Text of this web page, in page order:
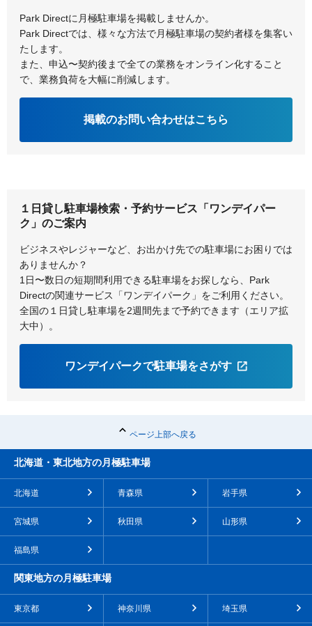
Park Directに月極駐車場を掲載しませんか。
Park Directでは、様々な方法で月極駐車場の契約者様を集客い
たします。
また、申込〜契約後まで全ての業務をオンライン化すること
で、業務負荷を大幅に削減します。
掲載のお問い合わせはこちら
１日貸し駐車場検索・予約サービス「ワンデイパー
ク」のご案内
ビジネスやレジャーなど、お出かけ先での駐車場にお困りでは
ありませんか？
1日〜数日の短期間利用できる駐車場をお探しなら、Park
Directの関連サービス「ワンデイパーク」をご利用ください。
全国の１日貸し駐車場を2週間先まで予約できます（エリア拡
大中）。
ワンデイパークで駐車場をさがす
ページ上部へ戻る
北海道・東北地方の月極駐車場
北海道 青森県 岩手県
宮城県 秋田県 山形県
福島県
関東地方の月極駐車場
東京都 神奈川県 埼玉県